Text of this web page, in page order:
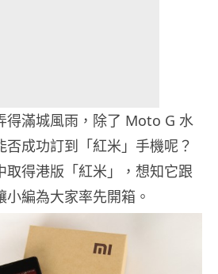
得滿城風雨，除了 Moto G 水
否成功訂到「紅米」手機呢？
取得港版「紅米」，想知它跟
編為大家率先開箱。